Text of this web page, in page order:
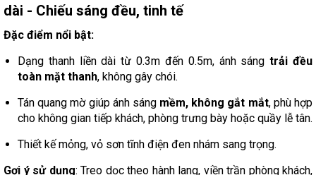
dài - Chiếu sáng đều, tinh tế
Đặc điểm nổi bật:
Dạng thanh liền dài từ 0.3m đến 0.5m, ánh sángtrải đều
toàn mặt thanh, không gây chói.
Tán quang mờ giúp ánh sáng mềm, không gắt mắt, phù hợp
cho không gian tiếp khách, phòng trưng bày hoặc quầy lễ tân.
Thiết kế mỏng, vỏ sơn tĩnh điện đen nhám sang trọng.
Gợi ý sử dụng: Treo dọc theo hành lang, viền trần phòng khách,